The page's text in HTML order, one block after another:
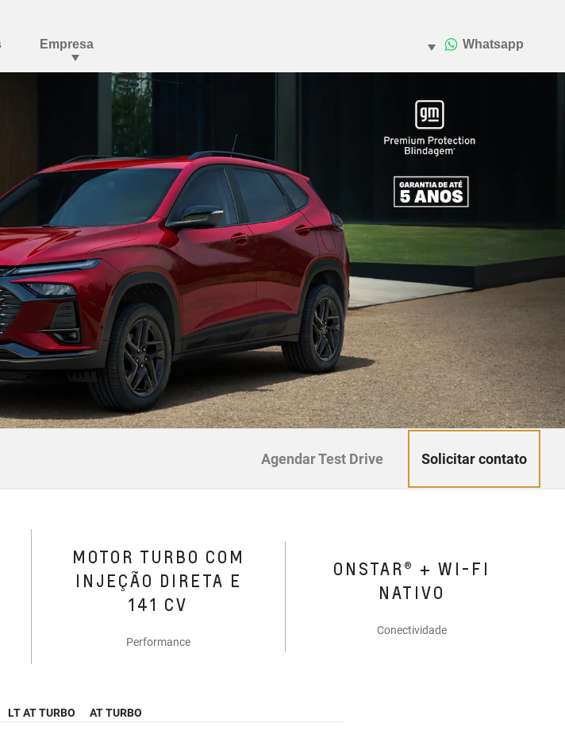
Agendar Test Drive Solicitar contato
MOTOR TURBO COM
INJEÇÃO DIRETA E
141 CV
Performance
ONSTAR® + WI-FI
NATIVO
Conectividade
LT AT TURBO AT TURBO